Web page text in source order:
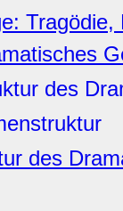
Tragödie,
des
des